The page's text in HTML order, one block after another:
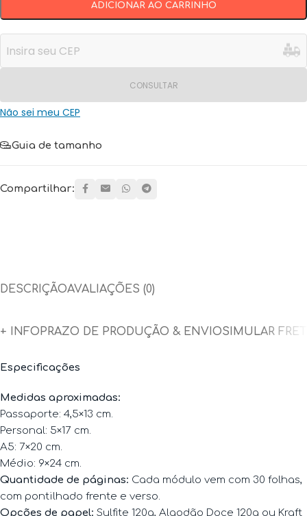
ADICIONAR AO CARRINHO
CONSULTAR
Não sei meu CEP
Guia de tamanho
Compartilhar:
DESCRIÇÃOAVALIAÇÕES (0)
+ INFO PRAZO DE PRODUÇÃO & ENVIOSIMULAR
Especificações
Medidas aproximadas:
Passaporte: 4,5×13 cm.
Personal: 5×17 cm.
A5: 7×20 cm.
Médio: 9×24 cm.
Quantidade de páginas: Cada módulo vem com 30 folhas,
com pontilhado frente e verso.
Opções de papel: Sulfite 120g, Algodão Doce 120g ou Kraft